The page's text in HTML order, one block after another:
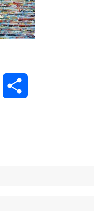
Email